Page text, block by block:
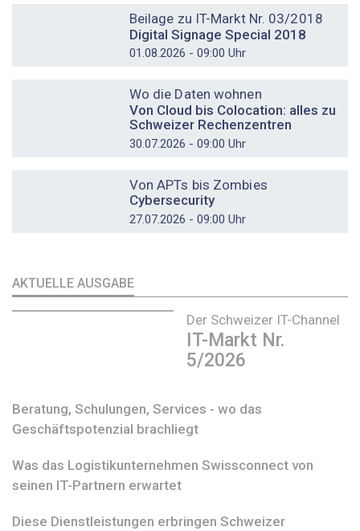
Beilage zu IT-Markt Nr. 03/2018
Digital Signage Special 2018
01.08.2026 - 09:00 Uhr
Wo die Daten wohnen
Von Cloud bis Colocation: alles zu
Schweizer Rechenzentren
30.07.2026 - 09:00 Uhr
Von APTs bis Zombies
Cybersecurity
27.07.2026 - 09:00 Uhr
AKTUELLE AUSGABE
Der Schweizer IT-Channel
IT-Markt Nr.
5/2026
Beratung, Schulungen, Services - wo das
Geschäftspotenzial brachliegt
Was das Logistikunternehmen Swissconnect von
seinen IT-Partnern erwartet
Diese Dienstleistungen erbringen Schweizer